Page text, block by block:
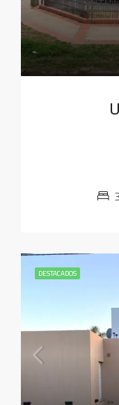
3
DESTACADOS